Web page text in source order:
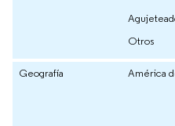
Otros
Geografía América